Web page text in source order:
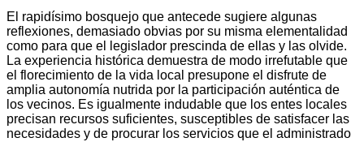
El rapidísimo bosquejo que antecede sugiere algunas
reflexiones, demasiado obvias por su misma elementalidad
como para que el legislador prescinda de ellas y las olvide.
La experiencia histórica demuestra de modo irrefutable que
el florecimiento de la vida local presupone el disfrute de
amplia autonomía nutrida por la participación auténtica de
los vecinos. Es igualmente indudable que los entes locales
precisan recursos suficientes, susceptibles de satisfacer las
necesidades y de procurar los servicios que el administrado